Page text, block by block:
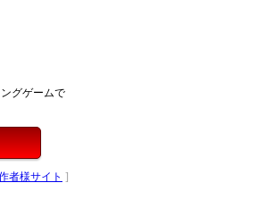
グゲームで
者様サイト ]